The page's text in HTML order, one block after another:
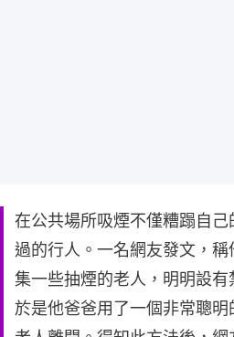
在公共場所吸煙不僅糟蹋自
過的行人。一名網友發文，
集一些抽煙的老人，明明設有
於是他爸爸用了一個非常聰